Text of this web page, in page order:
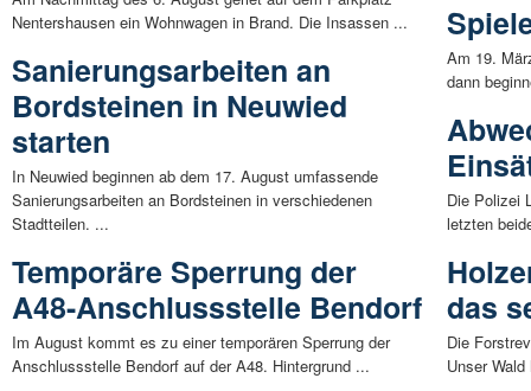
Nentershausen ein Wohnwagen in Brand. Die Insassen ...
Sanierungsarbeiten an
Bordsteinen in Neuwied
starten
In Neuwied beginnen ab dem 17. August umfassende
Sanierungsarbeiten an Bordsteinen in verschiedenen
Stadtteilen. ...
Temporäre Sperrung der
A48-Anschlussstelle Bendorf
Im August kommt es zu einer temporären Sperrung der
Anschlussstelle Bendorf auf der A48. Hintergrund ...
Am 19.
dann
Die Polizei
letzten
das
Die
Unser